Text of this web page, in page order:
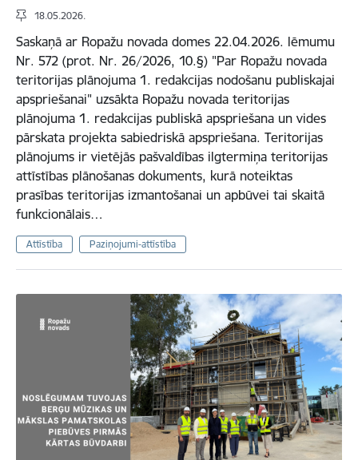
18.05.2026.
Saskaņā ar Ropažu novada domes 22.04.2026. lēmumu
Nr. 572 (prot. Nr. 26/2026, 10.§) "Par Ropažu novada
teritorijas plānojuma 1. redakcijas nodošanu publiskajai
apspriešanai" uzsākta Ropažu novada teritorijas
plānojuma 1. redakcijas publiskā apspriešana un vides
pārskata projekta sabiedriskā apspriešana. Teritorijas
plānojums ir vietējās pašvaldības ilgtermiņa teritorijas
attīstības plānošanas dokuments, kurā noteiktas
prasības teritorijas izmantošanai un apbūvei tai skaitā
funkcionālais…
Attīstība Paziņojumi-attīstība